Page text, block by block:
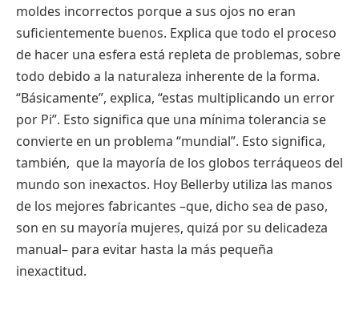
moldes incorrectos porque a sus ojos no eran
suficientemente buenos. Explica que todo el proceso
de hacer una esfera está repleta de problemas, sobre
todo debido a la naturaleza inherente de la forma.
“Básicamente”, explica, “estas multiplicando un error
por Pi”. Esto significa que una mínima tolerancia se
convierte en un problema “mundial”. Esto significa,
también, que la mayoría de los globos terráqueos del
mundo son inexactos. Hoy Bellerby utiliza las manos
de los mejores fabricantes –que, dicho sea de paso,
son en su mayoría mujeres, quizá por su delicadeza
manual– para evitar hasta la más pequeña
inexactitud.